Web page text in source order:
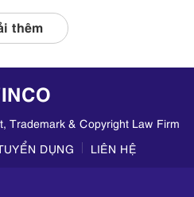
thêm
Trademark & Copyright Law Firm
DỤNG LIÊN HỆ